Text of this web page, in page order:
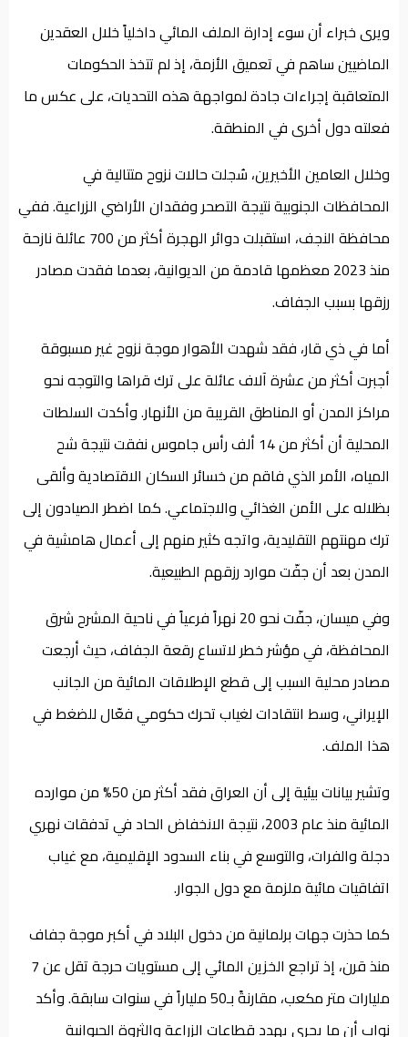
ويرى خبراء أن سوء إدارة الملف المائي داخلياً خلال العقدين
الماضيين ساهم في تعميق الأزمة، إذ لم تتخذ الحكومات
المتعاقبة إجراءات جادة لمواجهة هذه التحديات، على عكس ما
فعلته دول أخرى في المنطقة.
وخلال العامين الأخيرين، سُجلت حالات نزوح متتالية في
المحافظات الجنوبية نتيجة التصحر وفقدان الأراضي الزراعية. ففي
محافظة النجف، استقبلت دوائر الهجرة أكثر من 700 عائلة نازحة
منذ 2023 معظمها قادمة من الديوانية، بعدما فقدت مصادر
رزقها بسبب الجفاف.
أما في ذي قار، فقد شهدت الأهوار موجة نزوح غير مسبوقة
أجبرت أكثر من عشرة آلاف عائلة على ترك قراها والتوجه نحو
مراكز المدن أو المناطق القريبة من الأنهار. وأكدت السلطات
المحلية أن أكثر من 14 ألف رأس جاموس نفقت نتيجة شح
المياه، الأمر الذي فاقم من خسائر السكان الاقتصادية وألقى
بظلاله على الأمن الغذائي والاجتماعي. كما اضطر الصيادون إلى
ترك مهنتهم التقليدية، واتجه كثير منهم إلى أعمال هامشية في
المدن بعد أن جفّت موارد رزقهم الطبيعية.
وفي ميسان، جفّت نحو 20 نهراً فرعياً في ناحية المشرح شرق
المحافظة، في مؤشر خطر لاتساع رقعة الجفاف، حيث أرجعت
مصادر محلية السبب إلى قطع الإطلاقات المائية من الجانب
الإيراني، وسط انتقادات لغياب تحرك حكومي فعّال للضغط في
هذا الملف.
وتشير بيانات بيئية إلى أن العراق فقد أكثر من 50% من موارده
المائية منذ عام 2003، نتيجة الانخفاض الحاد في تدفقات نهري
دجلة والفرات، والتوسع في بناء السدود الإقليمية، مع غياب
اتفاقيات مائية ملزمة مع دول الجوار.
كما حذرت جهات برلمانية من دخول البلاد في أكبر موجة جفاف
منذ قرن، إذ تراجع الخزين المائي إلى مستويات حرجة تقل عن 7
مليارات متر مكعب، مقارنةً بـ50 ملياراً في سنوات سابقة. وأكد
نواب أن ما يجري يهدد قطاعات الزراعة والثروة الحيوانية